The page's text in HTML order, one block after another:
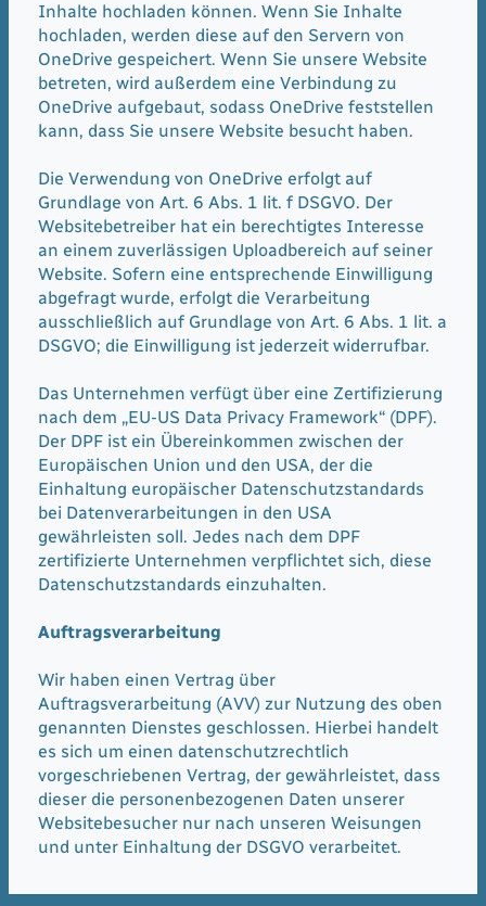
Inhalte hochladen können. Wenn Sie Inhalte
hochladen, werden diese auf den Servern von
OneDrive gespeichert. Wenn Sie unsere Website
betreten, wird außerdem eine Verbindung zu
OneDrive aufgebaut, sodass OneDrive feststellen
kann, dass Sie unsere Website besucht haben.
Die Verwendung von OneDrive erfolgt auf
Grundlage von Art. 6 Abs. 1 lit. f DSGVO. Der
Websitebetreiber hat ein berechtigtes Interesse
an einem zuverlässigen Uploadbereich auf seiner
Website. Sofern eine entsprechende Einwilligung
abgefragt wurde, erfolgt die Verarbeitung
ausschließlich auf Grundlage von Art. 6 Abs. 1 lit. a
DSGVO; die Einwilligung ist jederzeit widerrufbar.
Das Unternehmen verfügt über eine Zertifizierung
nach dem „EU-US Data Privacy Framework“ (DPF).
Der DPF ist ein Übereinkommen zwischen der
Europäischen Union und den USA, der die
Einhaltung europäischer Datenschutzstandards
bei Datenverarbeitungen in den USA
gewährleisten soll. Jedes nach dem DPF
zertifizierte Unternehmen verpflichtet sich, diese
Datenschutzstandards einzuhalten.
Auftragsverarbeitung
Wir haben einen Vertrag über
Auftragsverarbeitung (AVV) zur Nutzung des oben
genannten Dienstes geschlossen. Hierbei handelt
es sich um einen datenschutzrechtlich
vorgeschriebenen Vertrag, der gewährleistet, dass
dieser die personenbezogenen Daten unserer
Websitebesucher nur nach unseren Weisungen
und unter Einhaltung der DSGVO verarbeitet.